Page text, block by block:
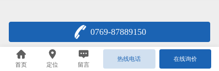
0769-87889150
首页 定位 留言
热线电话 在线询价